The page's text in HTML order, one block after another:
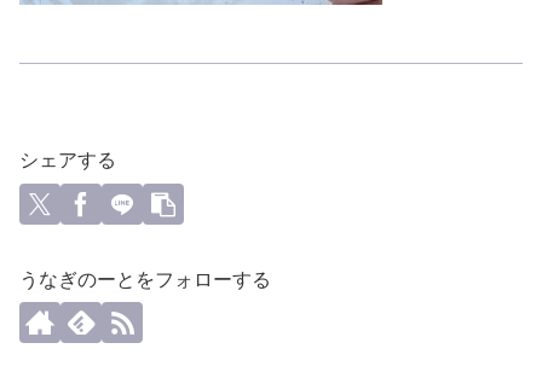
シェアする
うなぎのーとをフォローする